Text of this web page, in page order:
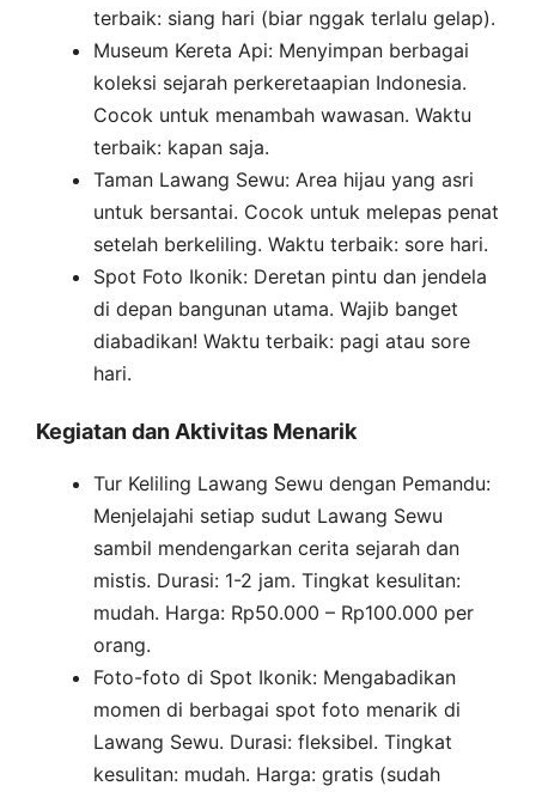
terbaik: siang hari (biar nggak terlalu gelap).
Museum Kereta Api: Menyimpan berbagai
koleksi sejarah perkeretaapian Indonesia.
Cocok untuk menambah wawasan. Waktu
terbaik: kapan saja.
Taman Lawang Sewu: Area hijau yang asri
untuk bersantai. Cocok untuk melepas penat
setelah berkeliling. Waktu terbaik: sore hari.
Spot Foto Ikonik: Deretan pintu dan jendela
di depan bangunan utama. Wajib banget
diabadikan! Waktu terbaik: pagi atau sore
hari.
Kegiatan dan Aktivitas Menarik
Tur Keliling Lawang Sewu dengan Pemandu:
Menjelajahi setiap sudut Lawang Sewu
sambil mendengarkan cerita sejarah dan
mistis. Durasi: 1-2 jam. Tingkat kesulitan:
mudah. Harga: Rp50.000 – Rp100.000 per
orang.
Foto-foto di Spot Ikonik: Mengabadikan
momen di berbagai spot foto menarik di
Lawang Sewu. Durasi: fleksibel. Tingkat
kesulitan: mudah. Harga: gratis (sudah